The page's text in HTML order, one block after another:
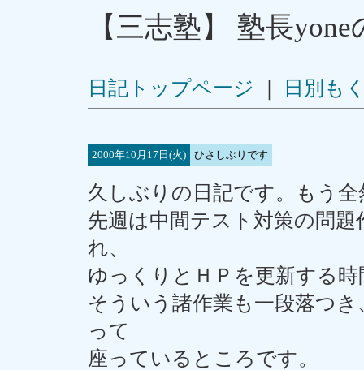
【三志塾】 塾長
日記トップページ 日別も
2000年10月17日(火) ひさしぶりです
久しぶりの日記です。もう
先週は中間テスト対策の問
れ、
ゆっくりとＨＰを更新する
そういう諸作業も一段落つ
って
座っているところです。